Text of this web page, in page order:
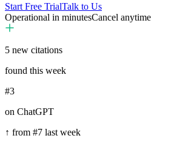
Start Free TrialTalk to Us
Operational in minutesCancel anytime
5 new citations
found this week
#3
on ChatGPT
↑ from #7 last week